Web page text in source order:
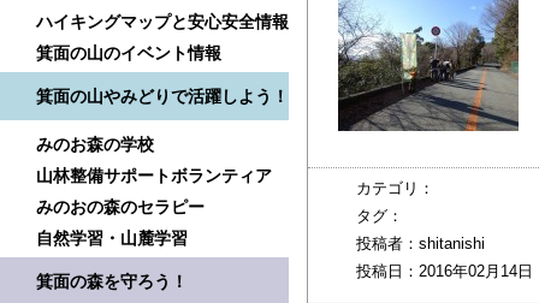
ハイキングマップと安心安全情報
箕面の山のイベント情報
箕面の山やみどりで活躍しよう！
みのお森の学校
山林整備サポートボランティア
みのおの森のセラピー
自然学習・山麓学習
箕面の森を守ろう！
カテゴリ：
タグ：
投稿者：shitanishi
投稿日：2016年02月14日